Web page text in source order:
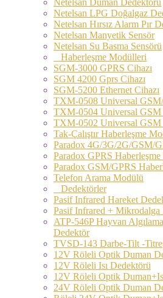
Netelsan LPG Doğalgaz
Netelsan Hırsız Alarm Pır
Netelsan Manyetik Sensör
Netelsan Su Basma Sensörü
Haberleşme Modülleri
SGM-3000 GPRS Cihazı
SGM 4200 Gprs Cihazı
SGM-5200 Ethernet Cihazı
TXM-0508 Universal
TXM-0504 Universal
TXM-0502 Universal
Tak-Çalıştır Haberleşme
Paradox 4G/3G/2G/GSM/
Paradox GPRS
Paradox GSM/GPRS
Telefon Arama Modülü
Dedektörler
Pasif Infrared Hareket
Pasif Infrared + Mikrodalga
ATP-546P Hayvan
Dedektör
TVSD-143 Darbe-Tilt -
12V Röleli Optik Duman
12V Röleli Isı Dedektörü
12V Röleli Optik
24V Röleli Optik Duman